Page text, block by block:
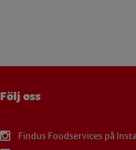
Följ oss
Findus Foodservices på